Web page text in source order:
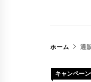
ホーム 通
キャンペー